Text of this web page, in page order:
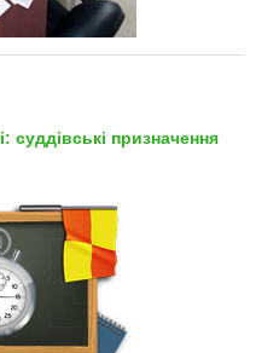
суддівські призначення